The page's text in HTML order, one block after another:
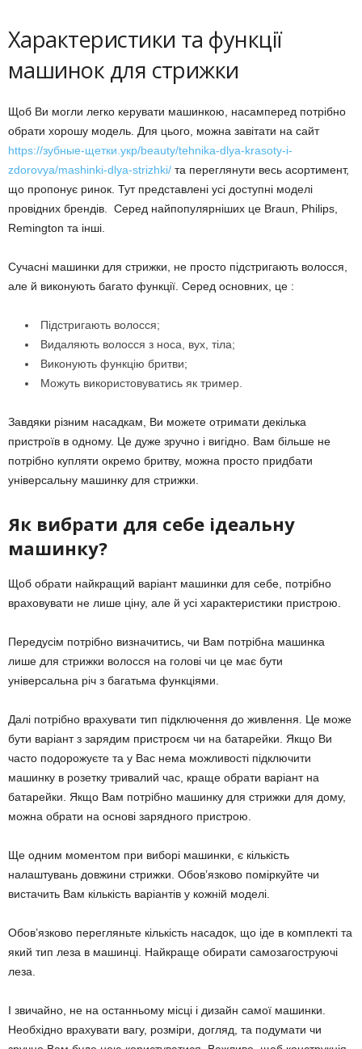
Характеристики та функції
машинок для стрижки
Щоб Ви могли легко керувати машинкою, насамперед потрібно
обрати хорошу модель. Для цього, можна завітати на сайт
https://зубные-щетки.укр/beauty/tehnika-dlya-krasoty-i-
zdorovya/mashinki-dlya-strizhki/ та переглянути весь асортимент,
що пропонує ринок. Тут представлені усі доступні моделі
провідних брендів. Серед найпопулярніших це Braun, Philips,
Remington та інші.
Сучасні машинки для стрижки, не просто підстригають волосся,
але й виконують багато функції. Серед основних, це :
Підстригають волосся;
Видаляють волосся з носа, вух, тіла;
Виконують функцію бритви;
Можуть використовуватись як тример.
Завдяки різним насадкам, Ви можете отримати декілька
пристроїв в одному. Це дуже зручно і вигідно. Вам більше не
потрібно купляти окремо бритву, можна просто придбати
універсальну машинку для стрижки.
Як вибрати для себе ідеальну
машинку?
Щоб обрати найкращий варіант машинки для себе, потрібно
враховувати не лише ціну, але й усі характеристики пристрою.
Передусім потрібно визначитись, чи Вам потрібна машинка
лише для стрижки волосся на голові чи це має бути
універсальна річ з багатьма функціями.
Далі потрібно врахувати тип підключення до живлення. Це може
бути варіант з зарядим пристроєм чи на батарейки. Якщо Ви
часто подорожуєте та у Вас нема можливості підключити
машинку в розетку тривалий час, краще обрати варіант на
батарейки. Якщо Вам потрібно машинку для стрижки для дому,
можна обрати на основі зарядного пристрою.
Ще одним моментом при виборі машинки, є кількість
налаштувань довжини стрижки. Обов’язково поміркуйте чи
вистачить Вам кількість варіантів у кожній моделі.
Обов’язково перегляньте кількість насадок, що іде в комплекті та
який тип леза в машинці. Найкраще обирати самозагоструючі
леза.
І звичайно, не на останньому місці і дизайн самої машинки.
Необхідно врахувати вагу, розміри, догляд, та подумати чи